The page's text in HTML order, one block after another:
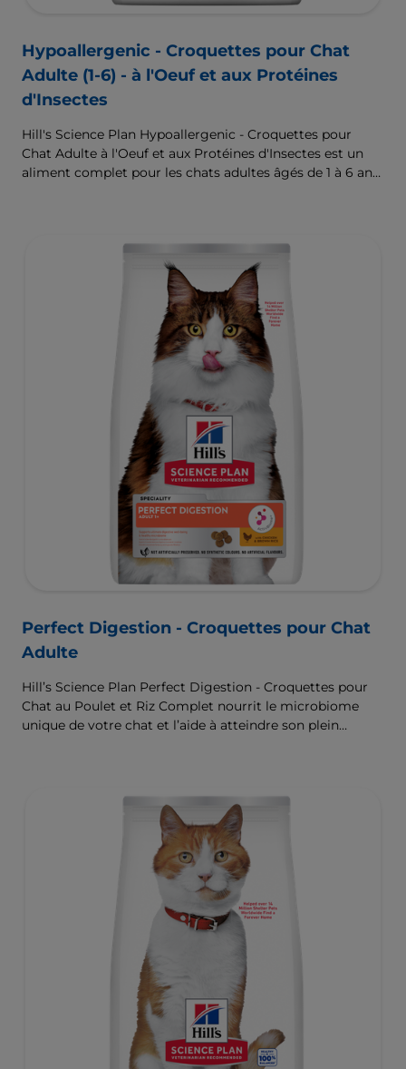
Hypoallergenic - Croquettes pour Chat
Adulte (1-6) - à l'Oeuf et aux Protéines
d'Insectes
Hill's Science Plan Hypoallergenic - Croquettes pour
Chat Adulte à l'Oeuf et aux Protéines d'Insectes est un
aliment complet pour les chats adultes âgés de 1 à 6 ans.
Perfect Digestion - Croquettes pour Chat
Adulte
Hill’s Science Plan Perfect Digestion - Croquettes pour
Chat au Poulet et Riz Complet nourrit le microbiome
unique de votre chat et l’aide à atteindre son plein